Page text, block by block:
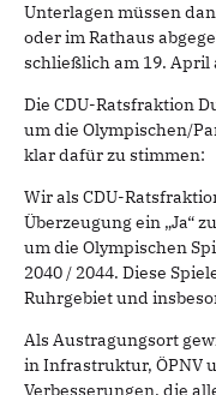
Unterlagen müssen
oder im Rathaus
schließlich am 19. April
Die CDU-Ratsfraktion
um die Olympischen/
klar dafür zu stimmen:
Wir als CDU-
Überzeugung ein „Ja“
um die Olympischen
2040 / 2044. Diese
Ruhrgebiet und
Als Austragungsort
in Infrastruktur, ÖPNV